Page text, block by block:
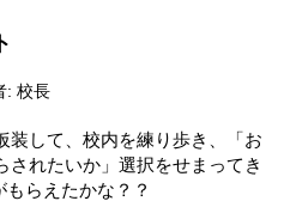
: 校長
して、校内を練り歩き、「お
されたいか」選択をせまってき
らえたかな？？